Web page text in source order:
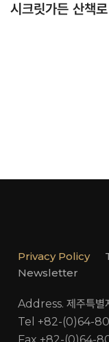
시크릿가든 산책로
Privacy Policy
Newsletter
Address. 제주특별
Tel +82-(0)64-